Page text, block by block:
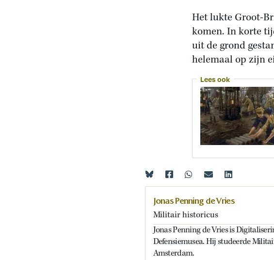
Het lukte Groot-
komen. In korte
uit de grond
helemaal op zijn
Lees ook
Jonas Penning de Vries
Militair historicus
Jonas Penning de Vries is
Defensiemusea. Hij studeerde
Amsterdam.